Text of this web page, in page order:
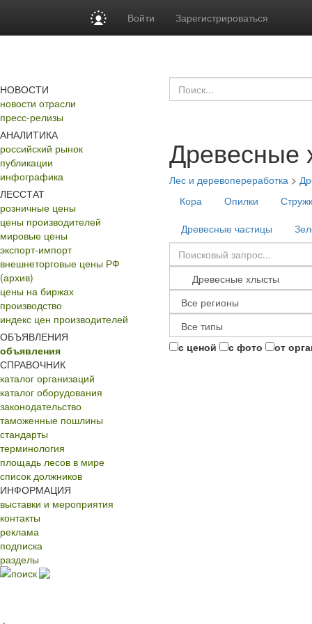
Войти Зарегистрироваться
НОВОСТИ
новости отрасли
пресс-релизы
АНАЛИТИКА
российский рынок
публикации
инфографика
ЛЕССТАТ
розничные цены
цены производителей
мировые цены
экспорт-импорт
внешнеторговые цены РФ
(архив)
цены на биржах
производство
индекс цен производителей
ОБЪЯВЛЕНИЯ
объявления
СПРАВОЧНИК
каталог организаций
каталог оборудования
законодательство
таможенные пошлины
стандарты
терминология
площадь лесов в мире
список должников
ИНФОРМАЦИЯ
выставки и мероприятия
контакты
реклама
подписка
разделы
поиск
Древесные
Лес и деревопереработка >
Кора
Опилки
Древесные частицы
с ценой с фото от